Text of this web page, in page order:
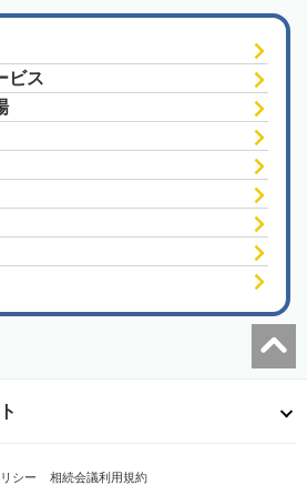
ビス
シー 相続会議利用規約